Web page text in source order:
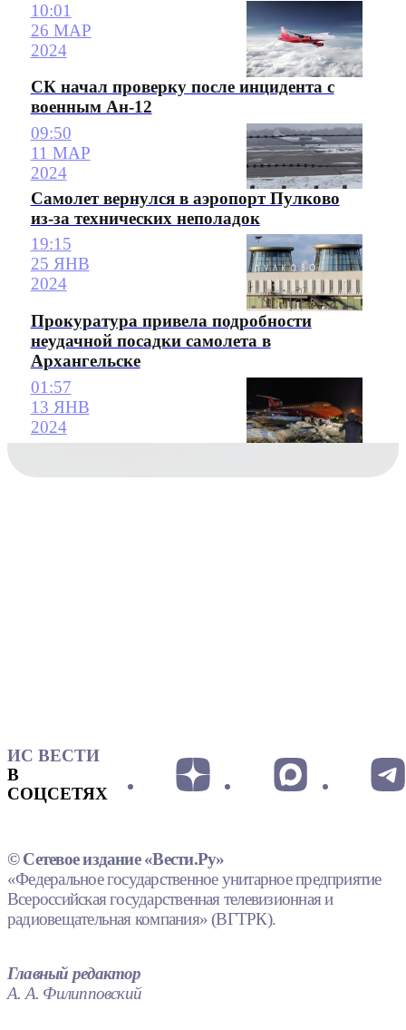
10:01
26 МАР
2024
СК начал проверку после инцидента с
военным Ан-12
09:50
11 МАР
2024
Самолет вернулся в аэропорт Пулково
из-за технических неполадок
19:15
25 ЯНВ
2024
Прокуратура привела подробности
неудачной посадки самолета в
Архангельске
01:57
13 ЯНВ
2024
ИС ВЕСТИ
В
СОЦСЕТЯХ
© Сетевое издание «Вести.Ру»
«Федеральное государственное унитарное предприятие
Всероссийская государственная телевизионная и
радиовещательная компания» (ВГТРК).
Главный редактор
А. А. Филипповский